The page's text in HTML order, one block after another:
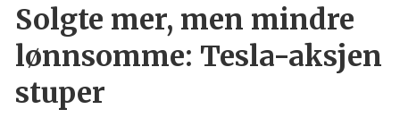
Solgte mer, men mindre
lønnsomme: Tesla-aksjen
stuper